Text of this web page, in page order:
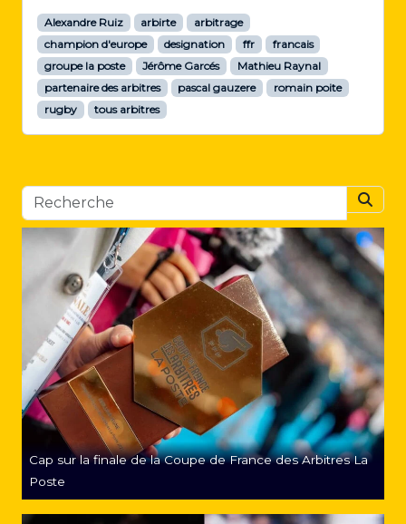
Alexandre Ruiz arbirte
arbitrage
champion d'europe
designation ffr
francais
groupe la poste
Jérôme Garcés
Mathieu Raynal
partenaire des arbitres
pascal gauzere
romain poite
rugby
tous arbitres
Cap sur la finale de la Coupe de France des Arbitres La
Poste